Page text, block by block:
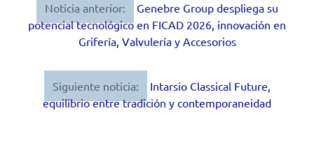
Navegación
Noticia anterior:
Genebre Group despliega su
potencial tecnológico en FICAD 2026, innovación en
Grifería, Valvulería y Accesorios
Siguiente noticia:
Intarsio Classical Future,
equilibrio entre tradición y contemporaneidad